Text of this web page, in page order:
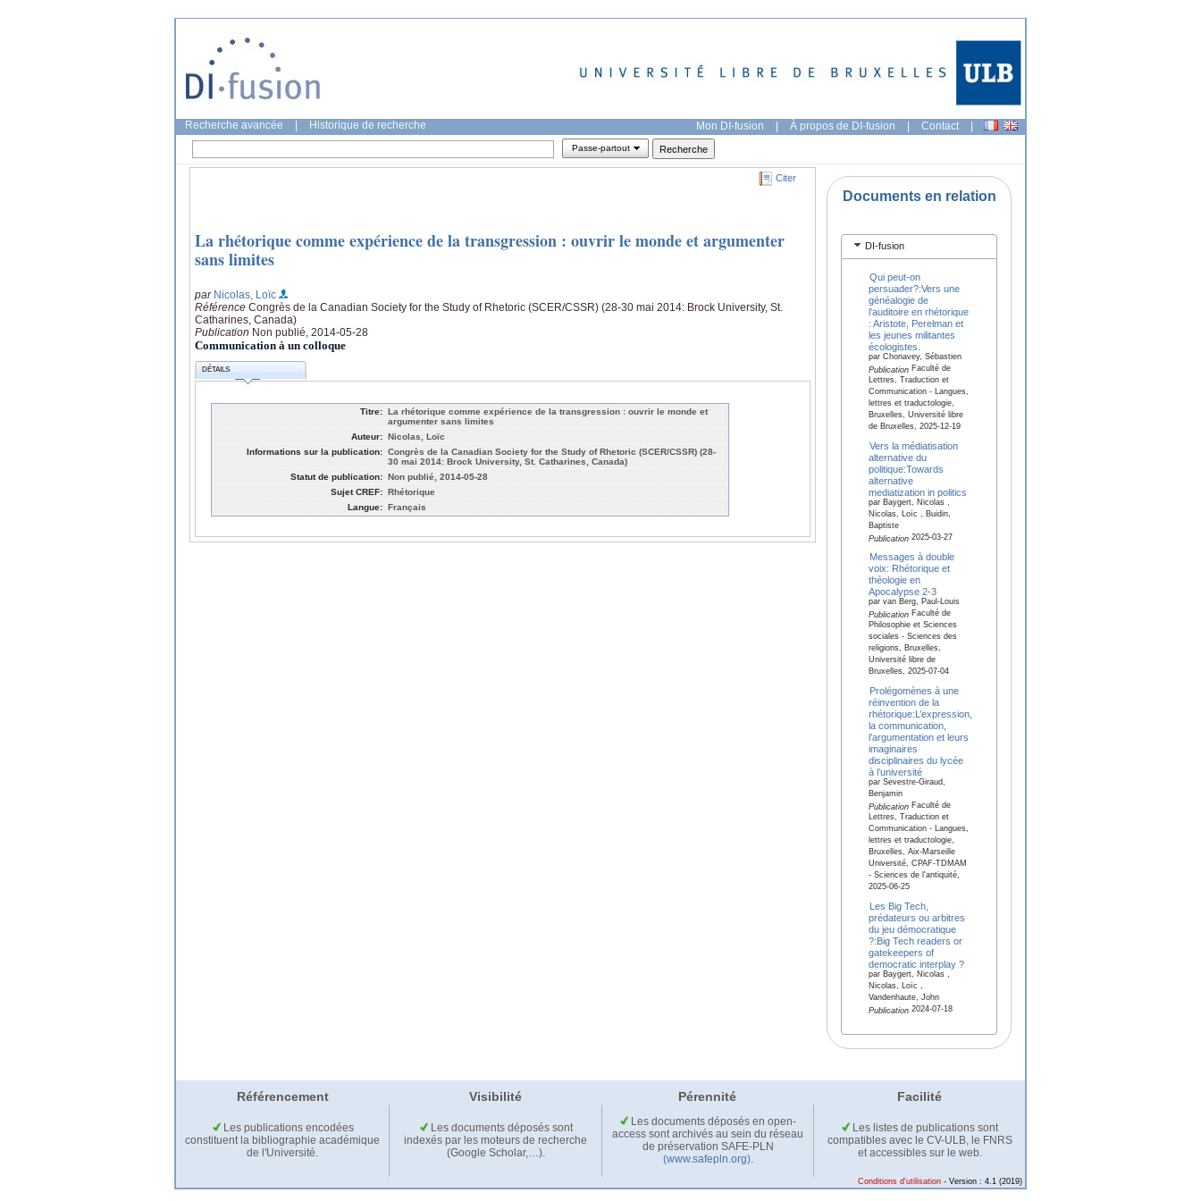
Recherche avancée Historique de recherche Mon DI-fusion | À propos de DI-fusion | Contact |
Passe-partout
Citer
La rhétorique comme expérience de la transgression : ouvrir le monde et argumenter
sans limites
par Nicolas, Loïc
Référence Congrès de la Canadian Society for the Study of Rhetoric (SCER/CSSR) (28-30 mai 2014: Brock University, St.
Catharines, Canada)
Publication Non publié, 2014-05-28
Communication à un colloque
DÉTAILS
Titre: La rhétorique comme expérience de la transgression : ouvrir le monde et
argumenter sans limites
Auteur: Nicolas, Loïc
Informations sur la publication: Congrès de la Canadian Society for the Study of Rhetoric (SCER/CSSR) (28-
30 mai 2014: Brock University, St. Catharines, Canada)
Statut de publication: Non publié, 2014-05-28
Sujet CREF: Rhétorique
Langue: Français
Documents en relation
DI-fusion
Qui peut-on
persuader?:Vers une
généalogie de
l’auditoire en rhétorique
: Aristote, Perelman et
les jeunes militantes
écologistes.
par Chonavey, Sébastien
PublicationFaculté de
Lettres, Traduction et
Communication - Langues,
lettres et traductologie,
Bruxelles, Université libre
de Bruxelles, 2025-12-19
Vers la médiatisation
alternative du
politique:Towards
alternative
mediatization in politics
par Baygert, Nicolas ,
Nicolas, Loïc , Buidin,
Baptiste
Publication2025-03-27
Messages à double
voix: Rhétorique et
théologie en
Apocalypse 2-3
par van Berg, Paul-Louis
PublicationFaculté de
Philosophie et Sciences
sociales - Sciences des
religions, Bruxelles,
Université libre de
Bruxelles, 2025-07-04
Prolégomènes à une
réinvention de la
rhétorique:L’expression,
la communication,
l’argumentation et leurs
imaginaires
disciplinaires du lycée
à l’université
par Sevestre-Giraud,
Benjamin
PublicationFaculté de
Lettres, Traduction et
Communication - Langues,
lettres et traductologie,
Bruxelles, Aix-Marseille
Université, CPAF-TDMAM
- Sciences de l'antiquité,
2025-06-25
Les Big Tech,
prédateurs ou arbitres
du jeu démocratique
?:Big Tech readers or
gatekeepers of
democratic interplay ?
par Baygert, Nicolas ,
Nicolas, Loïc ,
Vandenhaute, John
Publication2024-07-18
Référencement Visibilité Pérennité Facilité
Les publications encodées
constituent la bibliographie académique
de l'Université.
Les documents déposés sont
indexés par les moteurs de recherche
(Google Scholar,…).
Les documents déposés en open-
access sont archivés au sein du réseau
de préservation SAFE-PLN
(www.safepln.org).
Les listes de publications sont
compatibles avec le CV-ULB, le FNRS
et accessibles sur le web.
Conditions d'utilisation - Version : 4.1 (2019)